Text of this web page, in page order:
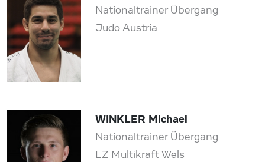
Nationaltrainer Übergang
Judo Austria
WINKLER Michael
Nationaltrainer Übergang
LZ Multikraft Wels